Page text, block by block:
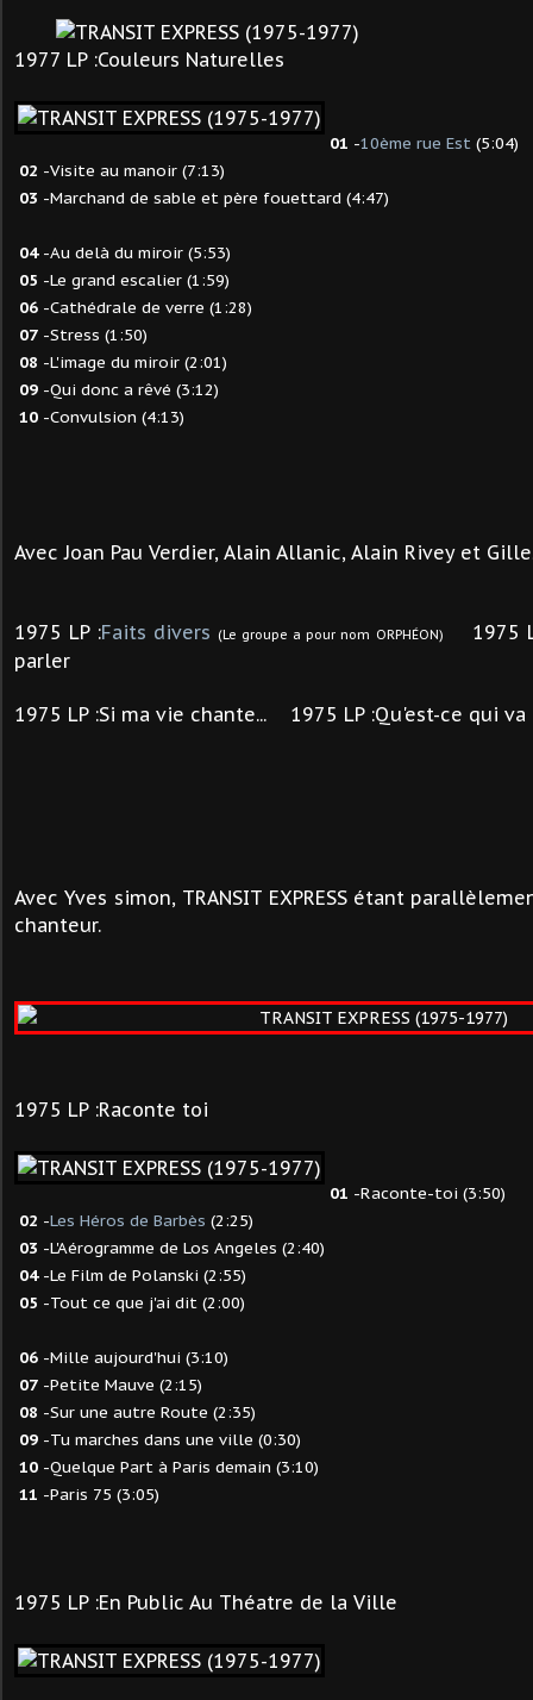
1977 LP :Couleurs Naturelles
01 -10ème rue Est (5:04)
02 -Visite au manoir (7:13)
03 -Marchand de sable et père fouettard (4:47)
04-Au delà du miroir (5:53)
05 -Le grand escalier (1:59)
06 -Cathédrale de verre (1:28)
07 -Stress (1:50)
08 -L'image du miroir (2:01)
09 -Qui donc a rêvé (3:12)
10 -Convulsion (4:13)
Avec Joan Pau Verdier, Alain Allanic, Alain Rivey et
1975 LP :Faits divers (Le groupe a pour nom ORPHÉON)
1975
parler
1975 LP :Si ma vie chante... 1975 LP :Qu'est-ce qui
Avec Yves simon, TRANSIT EXPRESS étant
chanteur.
1975 LP :Raconte toi
01 -Raconte-toi (3:50)
02 -Les Héros de Barbès (2:25)
03 -L'Aérogramme de Los Angeles (2:40)
04-Le Film de Polanski (2:55)
05 -Tout ce que j'ai dit (2:00)
06 -Mille aujourd'hui (3:10)
07 -Petite Mauve (2:15)
08 -Sur une autre Route (2:35)
09 -Tu marches dans une ville (0:30)
10 -Quelque Part à Paris demain (3:10)
11 -Paris 75 (3:05)
1975 LP :En Public Au Théatre de la Ville